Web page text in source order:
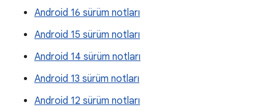
Android 16 sürüm notları
Android 15 sürüm notları
Android 14 sürüm notları
Android 13 sürüm notları
Android 12 sürüm notları